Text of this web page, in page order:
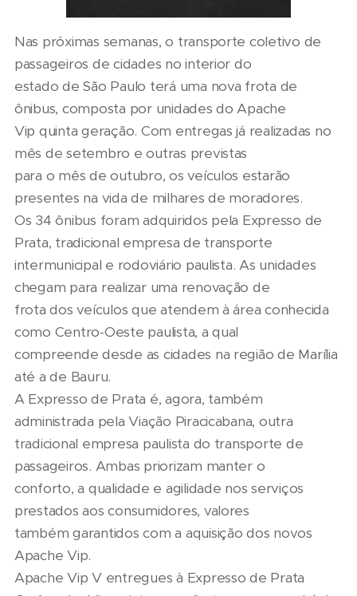
Nas próximas semanas, o transporte coletivo de
passageiros de cidades no interior do
estado de São Paulo terá uma nova frota de
ônibus, composta por unidades do Apache
Vip quinta geração. Com entregas já realizadas no
mês de setembro e outras previstas
para o mês de outubro, os veículos estarão
presentes na vida de milhares de moradores.
Os 34 ônibus foram adquiridos pela Expresso de
Prata, tradicional empresa de transporte
intermunicipal e rodoviário paulista. As unidades
chegam para realizar uma renovação de
frota dos veículos que atendem à área conhecida
como Centro-Oeste paulista, a qual
compreende desde as cidades na região de Marília
até a de Bauru.
A Expresso de Prata é, agora, também
administrada pela Viação Piracicabana, outra
tradicional empresa paulista do transporte de
passageiros. Ambas priorizam manter o
conforto, a qualidade e agilidade nos serviços
prestados aos consumidores, valores
também garantidos com a aquisição dos novos
Apache Vip.
Apache Vip V entregues à Expresso de Prata